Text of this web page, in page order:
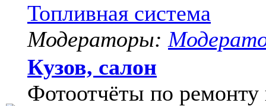
Топливная система
Модераторы:
Кузов, салон
Фотоотчёты по ремонту